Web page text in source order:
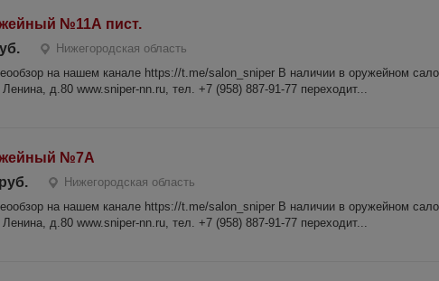
№11А пист.
Нижегородская область
на нашем канале https://t.me/salon_sniper В наличии в оружейном
д.80 www.sniper-nn.ru, тел. +7 (958) 887-91-77 переходит...
№7А
Нижегородская область
на нашем канале https://t.me/salon_sniper В наличии в оружейном
д.80 www.sniper-nn.ru, тел. +7 (958) 887-91-77 переходит...